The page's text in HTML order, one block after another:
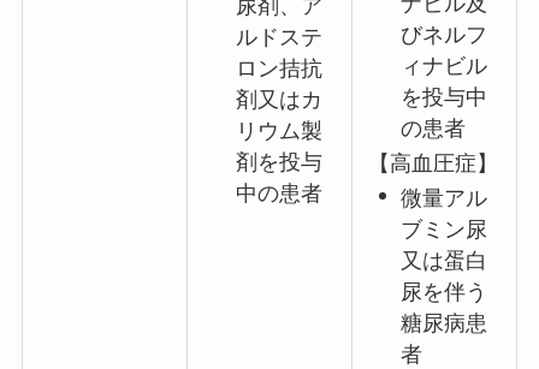
ルドステ
ロン拮抗
剤又はカ
リウム製
剤を投与
中の患者
びネルフ
ィナビル
を投与中
の患者
【高血圧症】
微量アル
ブミン尿
又は蛋白
尿を伴う
糖尿病患
者